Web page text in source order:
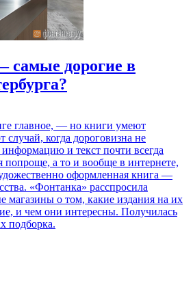
самые дорогие в
главное, — но книги умеют
случай, когда дороговизна не
и текст почти всегда
а то и вообще в интернете,
оформленная книга —
«Фонтанка» расспросила
магазины о том, какие издания на их
и чем они интересны. Получилась
подборка.